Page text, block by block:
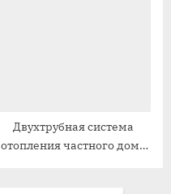
Двухтрубная система
отопления частного дома